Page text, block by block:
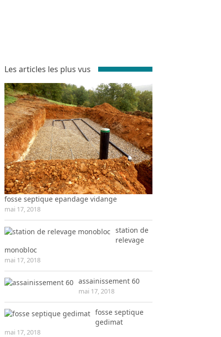
Les articles les plus vus
fosse septique epandage vidange
mai 17, 2018
station de
relevage
monobloc
mai 17, 2018
assainissement 60
mai 17, 2018
fosse septique
gedimat
mai 17, 2018